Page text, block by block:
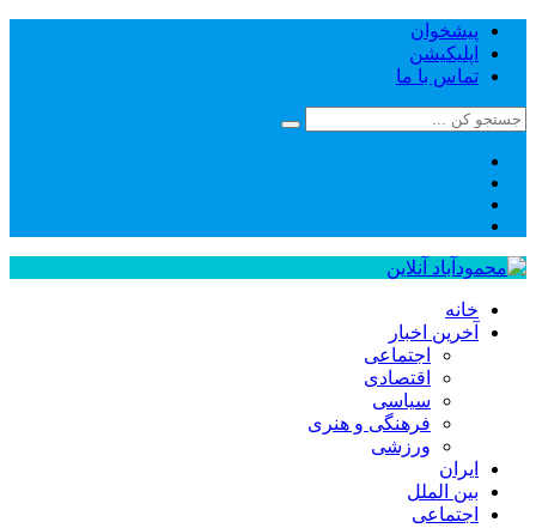
پیشخوان
اپلیکیشن
تماس با ما
خانه
آخرین اخبار
اجتماعی
اقتصادی
سیاسی
فرهنگی و هنری
ورزشی
ایران
بین الملل
اجتماعی